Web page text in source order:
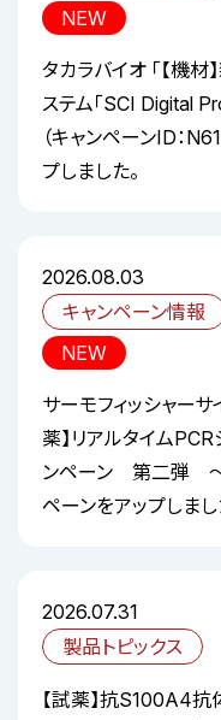
NEW
タカラバイオ 「【機材
ステム「SCI Digital
（キャンペーンID：
プしました。
2026.08.03
キャンペーン情報
NEW
サーモフィッシャーサ
薬】リアルタイム
ンペーン 第二弾 ～
ペーンをアップしまし
2026.07.31
製品トピックス
【試薬】抗S100A4